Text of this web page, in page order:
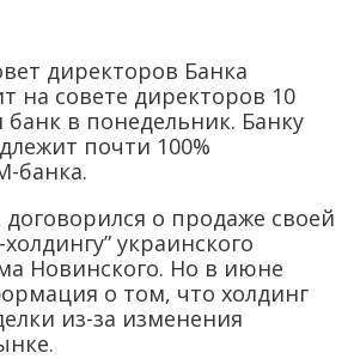
директоров Банка
на совете директоров 10
в понедельник. Банку
почти 100%
банка.
договорился о продаже своей
украинского
Новинского. Но в июне
о том, что холдинг
из-за изменения